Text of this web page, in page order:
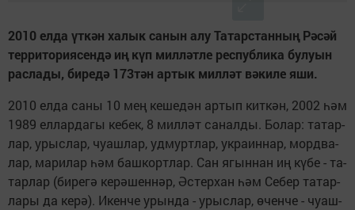
2010 ел­да үт­кән ха­лык са­нын алу Та­тарс­тан­ның Рә­сәй
тер­ри­то­ри­я­сен­дә иң күп мил­ләт­ле рес­пуб­ли­ка бу­лу­ын
рас­ла­ды, би­ре­дә 173тән ар­тык мил­ләт вә­ки­ле яши.
2010 ел­да са­ны 10 мең ке­ше­дән ар­тып кит­кән, 2002 һәм
1989 ел­лар­да­гы ке­бек, 8 мил­ләт са­нал­ды. Бо­лар: та­тар­
лар, урыс­лар, чу­аш­лар, уд­мурт­лар, ук­ра­ин­нар, морд­ва­
лар, ма­ри­лар һәм баш­корт­лар. Сан ягын­нан иң кү­бе - та­
тар­лар (би­ре­гә ке­рә­шен­нәр, Әс­тер­хан һәм Се­бер та­тар­
ла­ры да ке­рә). Икен­че урын­да - урыс­лар, өчен­че - чу­аш­